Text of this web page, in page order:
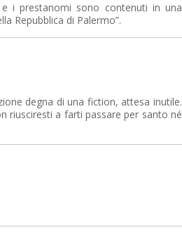
i prestanomi sono contenuti in una
Repubblica di Palermo”.
degna di una fiction, attesa inutile.
riusciresti a farti passare per santo né